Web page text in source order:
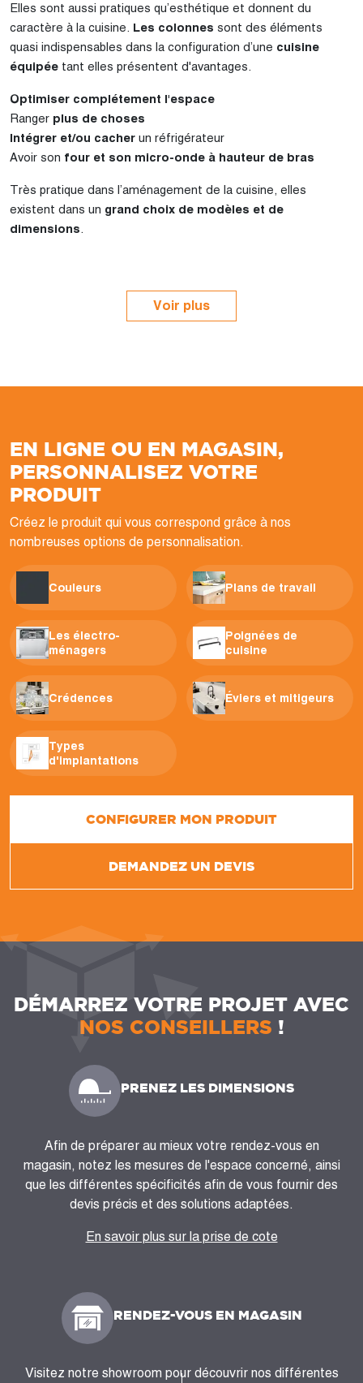
Elles sont aussi pratiques qu’esthétique et donnent du
caractère à la cuisine. Les colonnes sont des éléments
quasi indispensables dans la configuration d’une cuisine
équipée tant elles présentent d'avantages.
Optimiser complétement l'espace
Ranger plus de choses
Intégrer et/ou cacher un réfrigérateur
Avoir son four et son micro-onde à hauteur de bras
Très pratique dans l’aménagement de la cuisine, elles
existent dans un grand choix de modèles et de
dimensions.
Voir plus
EN LIGNE OU EN MAGASIN,
PERSONNALISEZ VOTRE
PRODUIT
Créez le produit qui vous correspond grâce à nos
nombreuses options de personnalisation.
Couleurs Plans de travail
Les électro-
ménagers
Poignées de
cuisine
Crédences Éviers et mitigeurs
Types
d'implantations
CONFIGURER MON PRODUIT
DEMANDEZ UN DEVIS
DÉMARREZ VOTRE PROJET AVEC
NOS CONSEILLERS !
PRENEZ LES DIMENSIONS
Afin de préparer au mieux votre rendez-vous en
magasin, notez les mesures de l'espace concerné, ainsi
que les différentes spécificités afin de vous fournir des
devis précis et des solutions adaptées.
En savoir plus sur la prise de cote
RENDEZ-VOUS EN MAGASIN
Visitez notre showroom pour découvrir nos différentes